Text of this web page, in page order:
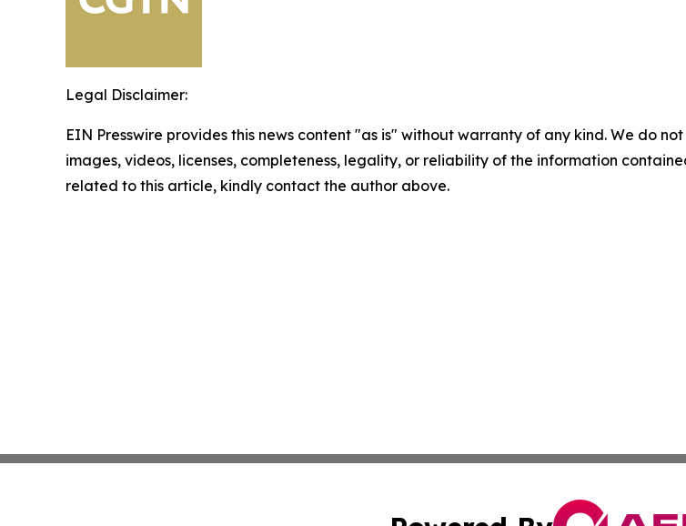
Legal Disclaimer:
EIN Presswire provides this news content "as is" without warranty of any kind. We do
images, videos, licenses, completeness, legality, or reliability of the information
related to this article, kindly contact the author above.